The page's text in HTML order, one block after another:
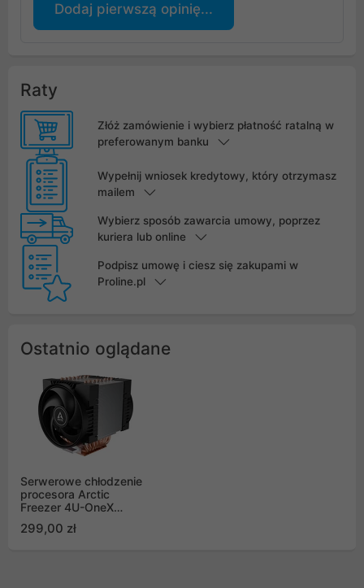
Dodaj pierwszą opinię...
Raty
Złóż zamówienie i wybierz płatność ratalną w
preferowanym banku
Wypełnij wniosek kredytowy, który otrzymasz
mailem
Wybierz sposób zawarcia umowy, poprzez
kuriera lub online
Podpisz umowę i ciesz się zakupami w
Proline.pl
Ostatnio oglądane
Serwerowe chłodzenie
procesora Arctic
Freezer 4U-OneX
(ACFRE00193A)
299,00 zł